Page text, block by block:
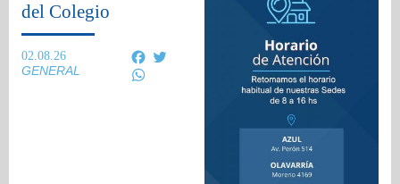
del Colegio
02.08.26
GENERAL
Facebook